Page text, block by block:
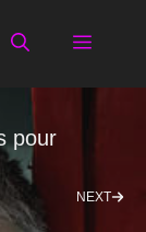
Menu
pour
NEXT